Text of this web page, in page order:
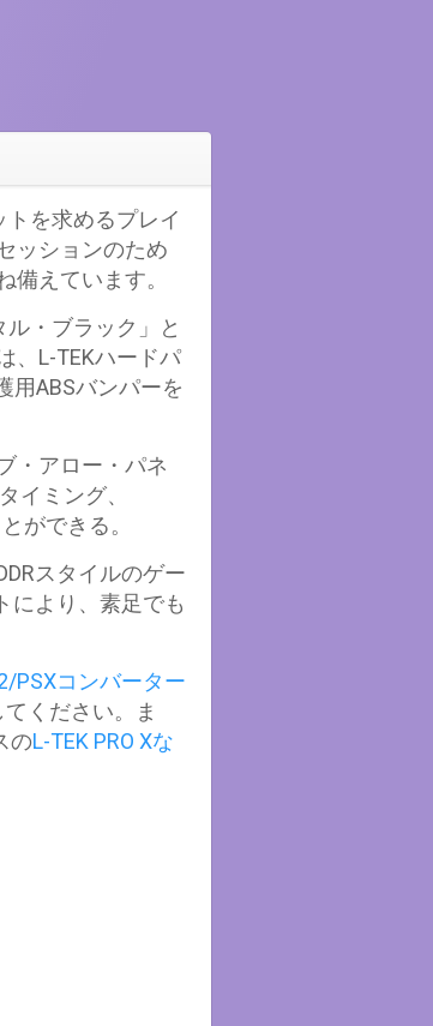
を求めるプレイ
ッションのため
えています。
・ブラック」と
、L-TEKハードパ
用ABSバンパーを
・アロー・パネ
イミング、
ができる。
スタイルのゲー
により、素足でも
PSXコンバーター
ください。ま
のL-TEK PRO Xな